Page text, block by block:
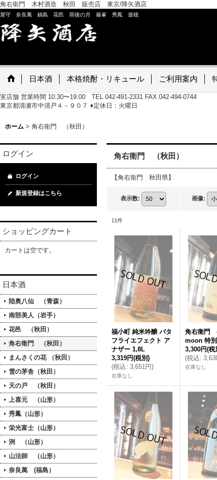
角右衛門 木村酒造 秋田 販売店 東京/降矢酒店
屋守 奈良萬 鍋島 花邑 雨後の月 篠峯 秀鳳 遊穂
日本酒 本格焼酎・リキュール ご利用案内
実店舗 営業時間 10:30〜19:00 TEL 042-491-2331 FAX 042-494-0744
東京都清瀬市中清戸４－９０７ ♦定休日：火曜日
ホーム > 角右衛門 （秋田）
ログイン
ログイン
新規登録はこちら
ショッピングカート
カートは空です。
日本酒
陸奥八仙 （青森）
南部美人（岩手）
花邑 （秋田）
角右衛門 （秋田）
まんさくの花 （秋田）
雪の茅舎（秋田）
天の戸 （秋田）
上喜元 （山形）
秀鳳（山形）
栄光富士（山形）
洌 （山形）
山法師 （山形）
奈良萬 (福島）
角右衛門 （秋田）
【角右衛門 秋田県】
表示数: 画像:
11件
福小町 純米吟醸 バタ
フライエフェクト ア
ナザー 1,8L
3,319円(税別)
(税込: 3,651円)
在庫なし
角右衛門
moon 特
3,300円(税
(税込:
在庫なし